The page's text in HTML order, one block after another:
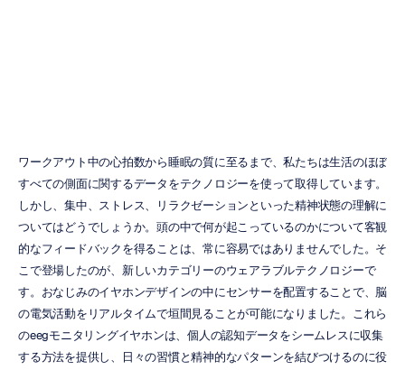
ワークアウト中の心拍数から睡眠の質に至るまで、私たちは生活のほぼ
すべての側面に関するデータをテクノロジーを使って取得しています。
しかし、集中、ストレス、リラクゼーションといった精神状態の理解に
ついてはどうでしょうか。頭の中で何が起こっているのかについて客観
的なフィードバックを得ることは、常に容易ではありませんでした。そ
こで登場したのが、新しいカテゴリーのウェアラブルテクノロジーで
す。おなじみのイヤホンデザインの中にセンサーを配置することで、脳
の電気活動をリアルタイムで垣間見ることが可能になりました。これら
のeegモニタリングイヤホンは、個人の認知データをシームレスに収集
する方法を提供し、日々の習慣と精神的なパターンを結びつけるのに役